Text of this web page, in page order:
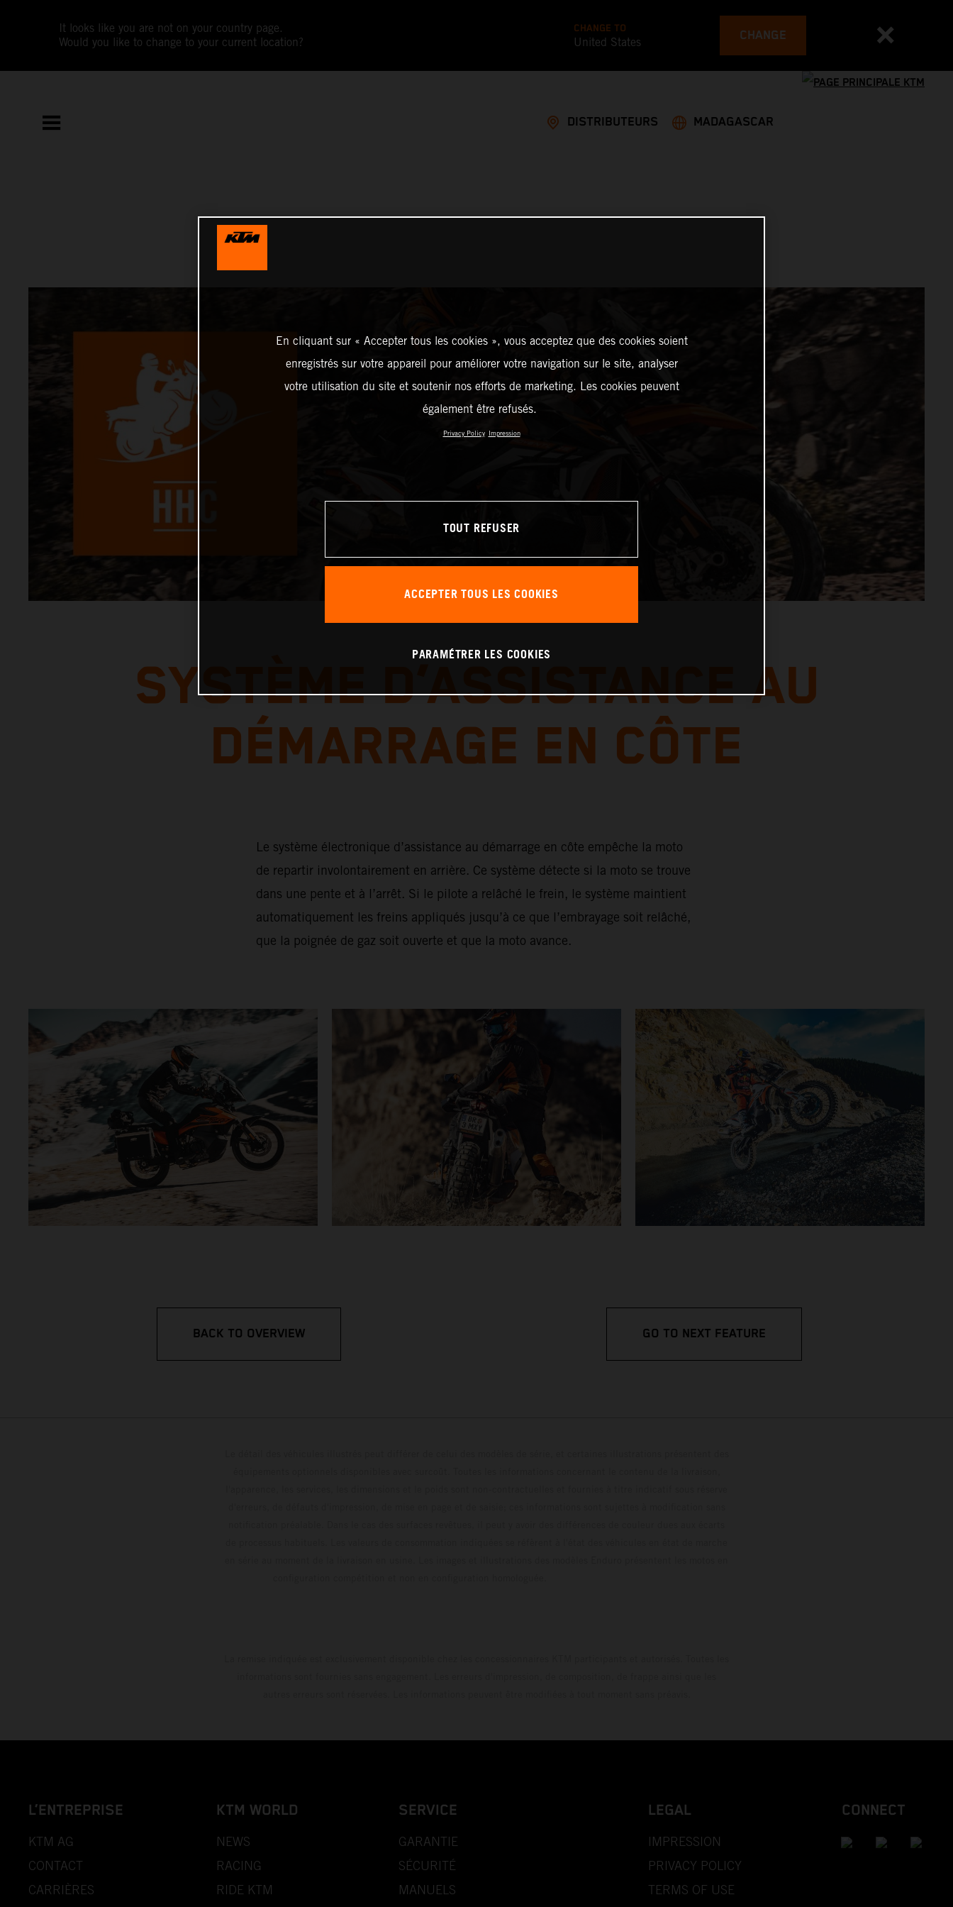
It looks like you are not on your country page.
Would you like to change to your current location?
CHANGE TO
United States CHANGE
DISTRIBUTEURS MADAGASCAR
SYSTÈME D’ASSISTANCE AU
DÉMARRAGE EN CÔTE
Le système électronique d’assistance au démarrage en côte empêche la moto
de repartir involontairement en arrière. Ce système détecte si la moto se trouve
dans une pente et à l’arrêt. Si le pilote a relâché le frein, le système maintient
automatiquement les freins appliqués jusqu’à ce que l’embrayage soit relâché,
que la poignée de gaz soit ouverte et que la moto avance.
BACK TO OVERVIEW GO TO NEXT FEATURE
L’ENTREPRISE
KTM AG
CONTACT
CARRIÈRES
KTM WORLD
NEWS
RACING
RIDE KTM
SERVICE
GARANTIE
SÉCURITÉ
MANUELS
LEGAL
IMPRESSION
PRIVACY POLICY
TERMS OF USE
CONNECT
En cliquant sur « Accepter tous les cookies », vous acceptez que des cookies soient
enregistrés sur votre appareil pour améliorer votre navigation sur le site, analyser
votre utilisation du site et soutenir nos efforts de marketing. Les cookies peuvent
également être refusés.
Privacy Policy Impression
TOUT REFUSER
ACCEPTER TOUS LES COOKIES
PARAMÉTRER LES COOKIES